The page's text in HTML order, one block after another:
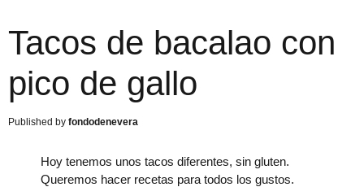
Tacos de bacalao con
pico de gallo
fondodenevera
Hoy tenemos unos tacos diferentes, sin gluten.
Queremos hacer recetas para todos los gustos.